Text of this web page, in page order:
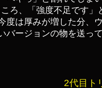
ろ、「強度不足です
度は厚みが増した分、
バージョンの物を送っ
2代目ト